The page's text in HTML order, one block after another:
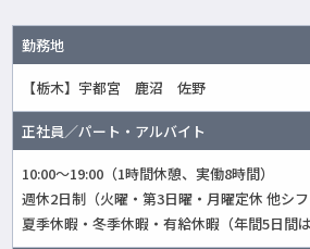
勤務地
【栃木】宇都宮 鹿沼 佐野
正社員／パート・アルバイト
10:00～19:00（1時間休憩、実働8時間）
週休2日制（火曜・第3日曜・月曜定休 他シフ
夏季休暇・冬季休暇・有給休暇（年間5日間は